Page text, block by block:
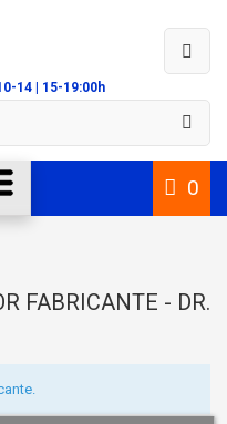
14 | 15-19:00h
0
FABRICANTE - DR.